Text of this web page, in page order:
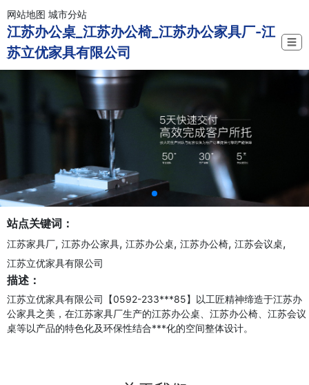
网站地图 城市分站
江苏办公桌_江苏办公椅_江苏办公家具厂-江
苏立优家具有限公司
☰
站点关键词：
江苏家具厂, 江苏办公家具, 江苏办公桌, 江苏办公椅, 江苏会议桌,
江苏立优家具有限公司
描述：
江苏立优家具有限公司【0592-233***85】以工匠精神缔造于江苏办
公家具之美，在江苏家具厂生产的江苏办公桌、江苏办公椅、江苏会议
桌等以产品的特色化及环保性结合***化的空间整体设计。